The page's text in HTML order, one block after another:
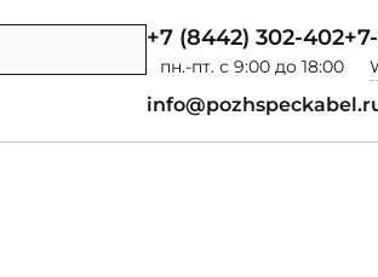
+7 (8442) 302-402
пн.-пт. с 9:00 до 18:00